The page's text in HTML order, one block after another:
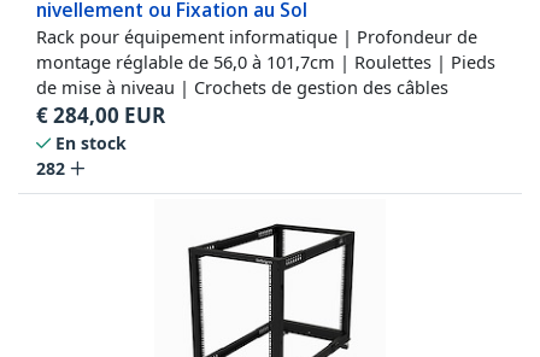
nivellement ou Fixation au Sol
Rack pour équipement informatique | Profondeur de
montage réglable de 56,0 à 101,7cm | Roulettes | Pieds
de mise à niveau | Crochets de gestion des câbles
€284,00 EUR
En stock
282